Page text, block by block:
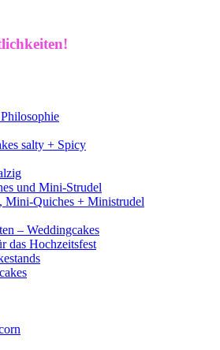
salty + Spicy
und Mini-Strudel
Mini-Quiches + Ministrudel
– Weddingcakes
das Hochzeitsfest